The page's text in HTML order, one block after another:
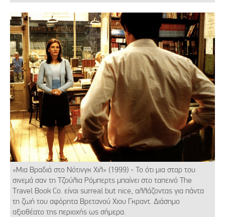
«Μια Βραδιά στο Νότινγκ Χιλ» (1999) - Το ότι μια σταρ του
σινεμά σαν τη Τζούλια Ρόμπερτς μπαίνει στο ταπεινό The
Travel Book Co. είναι surreal but nice, αλλάζοντας για πάντα
τη ζωή του αφόρητα Βρετανού Χιου Γκραντ. Διάσημο
αξιοθέατο της περιοχής ως σήμερα.